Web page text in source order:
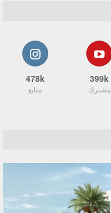
399k
مشترك
478k
متابع